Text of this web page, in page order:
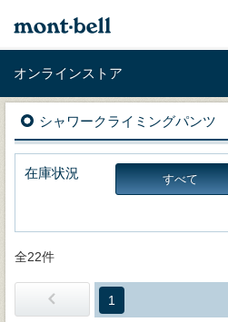
オンラインストア
シャワークライミングパンツ
在庫状況 すべて
全22件
1